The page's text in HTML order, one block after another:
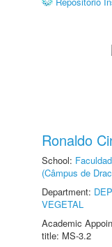
Ronaldo
School:
(Câmpus de
Department:
VEGETAL
Academic
title: MS-3.2